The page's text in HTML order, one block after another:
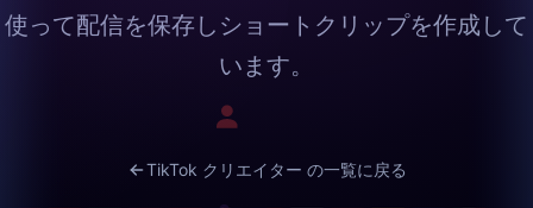
使って配信を保存しショートクリップを作成して
います。
TikTok クリエイター の一覧に戻る